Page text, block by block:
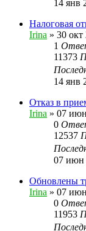
14 янв
Налоговая
Irina » 30 окт
1
11373
14 янв
Отказ в
Irina » 07
0
12537
07 июн
Обновлены
Irina » 07
0
11953